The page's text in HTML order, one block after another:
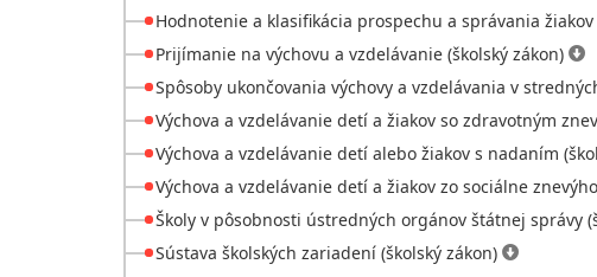
Hodnotenie a klasifikácia prospechu a správania žiakov
Prijímanie na výchovu a vzdelávanie (školský zákon)
Spôsoby ukončovania výchovy a vzdelávania v
Výchova a vzdelávanie detí a žiakov so zdravotným
Výchova a vzdelávanie detí alebo žiakov s nadaním
Výchova a vzdelávanie detí a žiakov zo sociálne
Školy v pôsobnosti ústredných orgánov štátnej správy
Sústava školských zariadení (školský zákon)